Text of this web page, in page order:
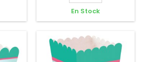
En Stock